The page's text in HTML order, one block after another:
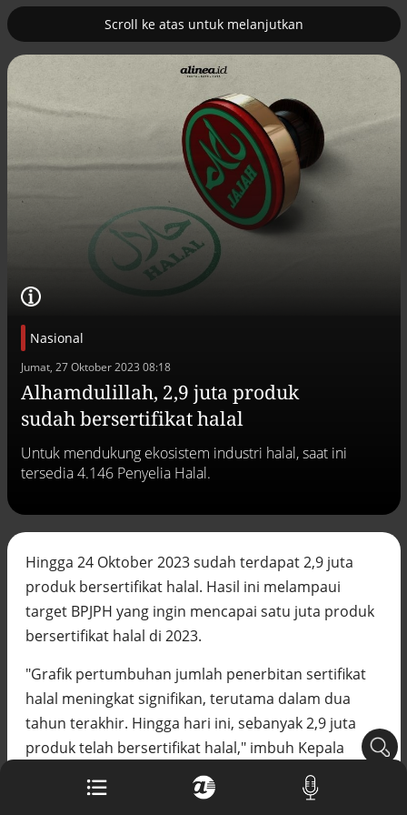
Scroll ke atas untuk melanjutkan
Nasional
Jumat, 27 Oktober 2023 08:18
Alhamdulillah, 2,9 juta produk
sudah bersertifikat halal
Untuk mendukung ekosistem industri halal, saat ini
tersedia 4.146 Penyelia Halal.
Hingga 24 Oktober 2023 sudah terdapat 2,9 juta
produk bersertifikat halal. Hasil ini melampaui
target BPJPH yang ingin mencapai satu juta produk
bersertifikat halal di 2023.
"Grafik pertumbuhan jumlah penerbitan sertifikat
halal meningkat signifikan, terutama dalam dua
tahun terakhir. Hingga hari ini, sebanyak 2,9 juta
produk telah bersertifikat halal," imbuh Kepala
Badan Penyelenggara Jaminan Produk Halal (BPJPH)
M. Aqil Irham dalam keterangan resminya, Kamis
Tambahan TKD menggerakkan 42
kegiatan di Lhokseumawe
Efek jera untuk pejabat abai LHKPN
Alinea.id - Peristiwa
Buku berusia 900 tahun ditemukan di
tahun Kiamat
Alinea.id - Peristiwa
Akar persoalan berulangnya kekerasan
terhadap PMI di Malaysia
DPR minta penerbitan sertifikat pagar
laut diproses hukum
Alinea.id - Peristiwa
di Pilpres 2029?
Alinea.id - Politik
Pemprov Sultra klarifikasi isu PT GKP,
imbau masyarakat hormati proses
Alinea.id - Peristiwa